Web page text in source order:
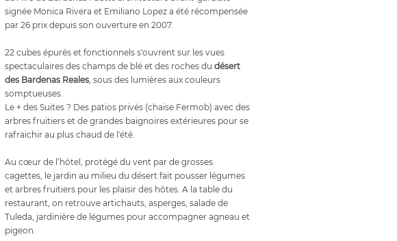
signée Monica Rivera et Emiliano Lopez a été récompensée
par 26 prix depuis son ouverture en 2007.
22 cubes épurés et fonctionnels s'ouvrent sur les vues
spectaculaires des champs de blé et des roches du désert
des Bardenas Reales, sous des lumières aux couleurs
somptueuses.
Le + des Suites ? Des patios privés (chaise Fermob) avec des
arbres fruitiers et de grandes baignoires extérieures pour se
rafraichir au plus chaud de l'été.
Au cœur de l’hôtel, protégé du vent par de grosses
cagettes, le jardin au milieu du désert fait pousser légumes
et arbres fruitiers pour les plaisir des hôtes. A la table du
restaurant, on retrouve artichauts, asperges, salade de
Tuleda, jardinière de légumes pour accompagner agneau et
pigeon.